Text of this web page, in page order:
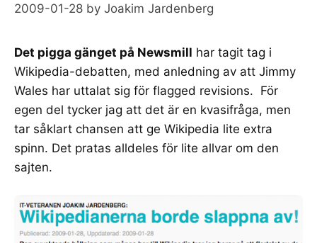
2009-01-28 by Joakim Jardenberg
Det pigga gänget på Newsmill har tagit tag i
Wikipedia-debatten, med anledning av att Jimmy
Wales har uttalat sig för flagged revisions. För
egen del tycker jag att det är en kvasifråga, men
tar såklart chansen att ge Wikipedia lite extra
spinn. Det pratas alldeles för lite allvar om den
sajten.